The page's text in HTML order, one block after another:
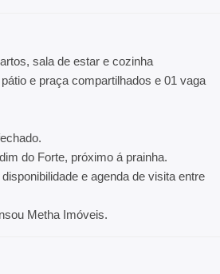
sala de estar e cozinha
e praça compartilhados e 01 vaga
do Forte, próximo á prainha.
e agenda de visita entre
Metha Imóveis.